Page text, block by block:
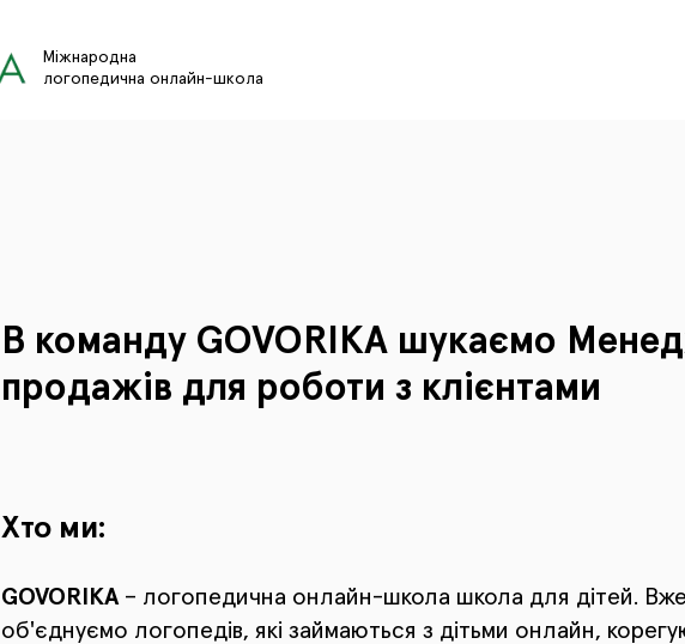
Міжнародна
логопедична онлайн-школа
В команду GOVORIKA шукаємо
продажів для роботи з клієнтами
Хто ми:
GOVORIKA– логопедична онлайн-школа школа для дітей. Вже
об'єднуємо логопедів, які займаються з дітьми онлайн,